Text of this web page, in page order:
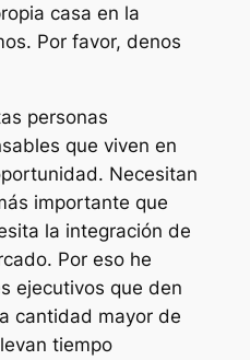
casa en la
Por favor, denos
personas
que viven en
Necesitan
importante que
la integración de
Por eso he
ejecutivos que den
cantidad mayor de
tiempo